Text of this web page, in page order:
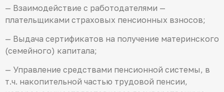
— Взаимодействие с работодателями —
плательщиками страховых пенсионных взносов;
— Выдача сертификатов на получение материнского
(семейного) капитала;
— Управление средствами пенсионной системы, в
т.ч. накопительной частью трудовой пенсии,